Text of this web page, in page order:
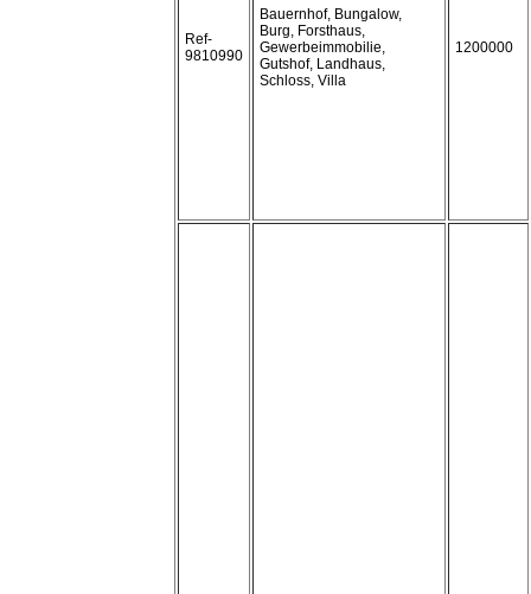
Ref-
9810990
Bauernhof, Bungalow,
Burg, Forsthaus,
Gewerbeimmobilie,
Gutshof, Landhaus,
Schloss, Villa
1200000